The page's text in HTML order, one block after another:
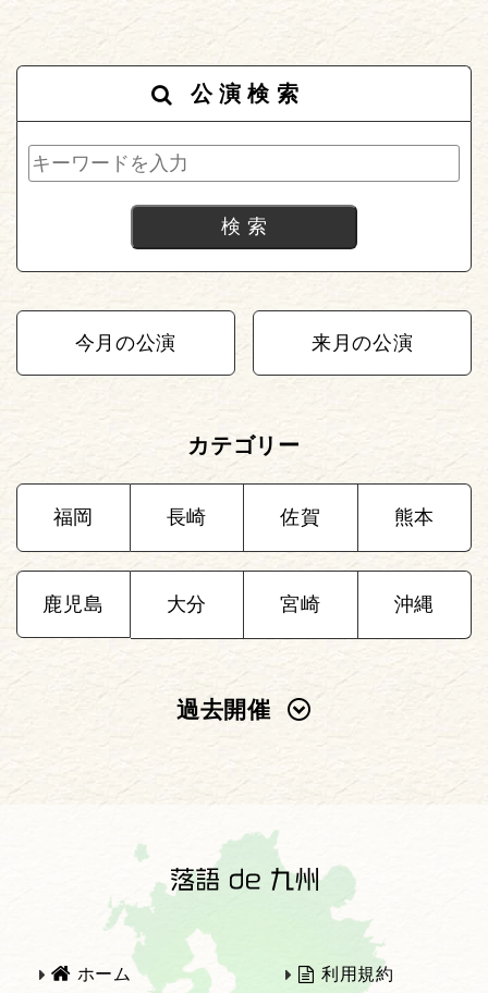
公演検索
今月の公演 来月の公演
カテゴリー
福岡 長崎 佐賀 熊本
鹿児島 大分 宮崎 沖縄
過去開催
2025年 2024年
2022年
2021年 2020年
ホーム 利用規約